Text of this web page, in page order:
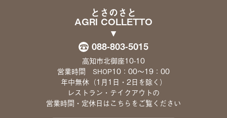
とさのさと
AGRI COLLETTO
088-803-5015
高知市北御座10-10
営業時間 SHOP10：00〜19：00
年中無休（1月1日・2日を除く）
レストラン・テイクアウトの
営業時間・定休日はこちら をご覧ください